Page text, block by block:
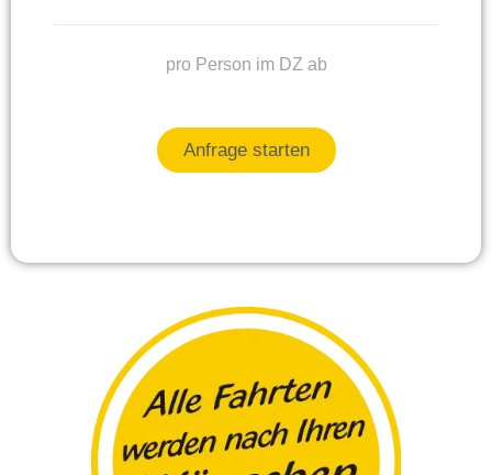
pro Person im DZ ab
Anfrage starten